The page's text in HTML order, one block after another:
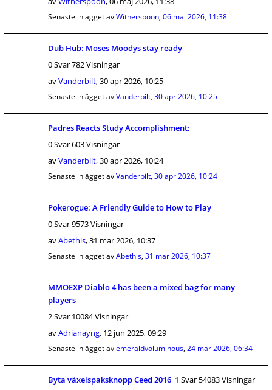
Senaste inlägget avWitherspoon, 06 maj 2026, 11:38
Dub Hub: Moses Moodys stay ready
0 Svar 782 Visningar
avVanderbilt,30 apr 2026, 10:25
Senaste inlägget avVanderbilt, 30 apr 2026, 10:25
Padres Reacts Study Accomplishment:
0 Svar 603 Visningar
avVanderbilt,30 apr 2026, 10:24
Senaste inlägget avVanderbilt, 30 apr 2026, 10:24
Pokerogue: A Friendly Guide to How to Play
0 Svar 9573 Visningar
avAbethis,31 mar 2026, 10:37
Senaste inlägget avAbethis, 31 mar 2026, 10:37
MMOEXP Diablo 4 has been a mixed bag for many
players
2 Svar 10084 Visningar
avAdrianayng, 12 jun 2025, 09:29
Senaste inlägget avemeraldvoluminous, 24 mar 2026, 06:34
Byta växelspaksknopp Ceed 2016 1 Svar 54083 Visningar